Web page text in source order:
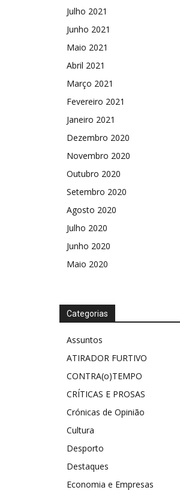
Julho 2021
Junho 2021
Maio 2021
Abril 2021
Março 2021
Fevereiro 2021
Janeiro 2021
Dezembro 2020
Novembro 2020
Outubro 2020
Setembro 2020
Agosto 2020
Julho 2020
Junho 2020
Maio 2020
Categorias
Assuntos
ATIRADOR FURTIVO
CONTRA(o)TEMPO
CRÍTICAS E PROSAS
Crónicas de Opinião
Cultura
Desporto
Destaques
Economia e Empresas